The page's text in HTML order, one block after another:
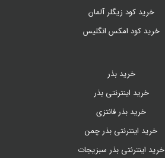
خرید کود زیگلر آلمان
خرید کود امکس انگلیس
خرید بذر
خرید اینترنتی بذر
خرید بذر فانتزی
خرید اینترنتی بذر چمن
خرید اینترنتی بذر سبزیجات